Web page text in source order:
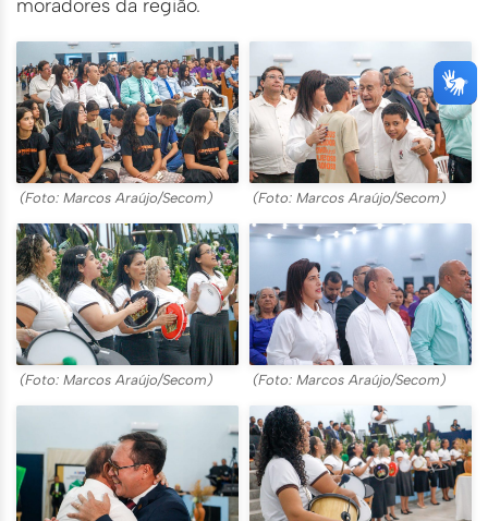
moradores da região.
(Foto: Marcos Araújo/Secom) (Foto: Marcos Araújo/Secom)
(Foto: Marcos Araújo/Secom) (Foto: Marcos Araújo/Secom)